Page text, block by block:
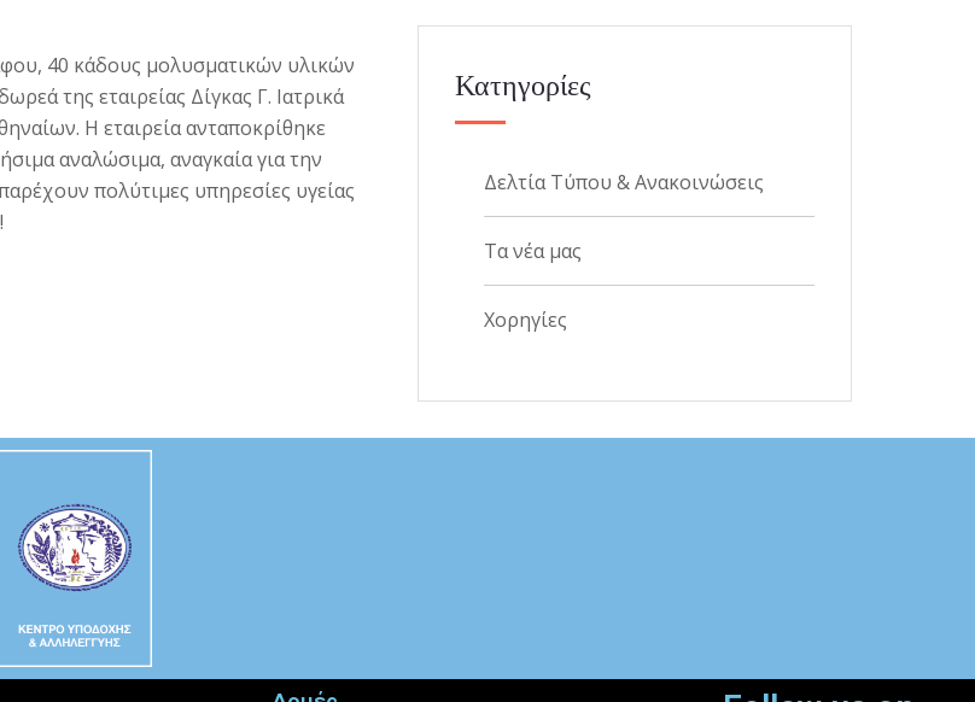
40 κάδους μολυσματικών υλικών
της εταιρείας Δίγκας Γ. Ιατρικά
Η εταιρεία ανταποκρίθηκε
αναλώσιμα, αναγκαία για την
πολύτιμες υπηρεσίες υγείας
Κατηγορίες
Δελτία Τύπου & Ανακοινώσεις
Τα νέα μας
Χορηγίες